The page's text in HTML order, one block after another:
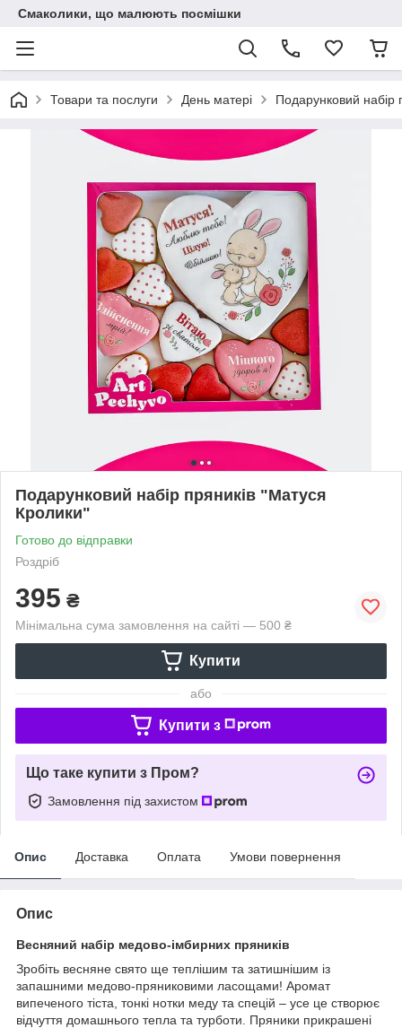
Смаколики, що малюють посмішки
Товари та послуги День матері Подарунковий набір
Подарунковий набір пряників "Матуся
Кролики"
Готово до відправки
Роздріб
395 ₴
Мінімальна сума замовлення на сайті — 500 ₴
Купити
або
Купити з
Що таке купити з Пром?
Замовлення під захистом
Опис Доставка Оплата Умови повернення
Опис
Весняний набір медово-імбирних пряників
Зробіть весняне свято ще теплішим та затишнішим із
запашними медово-пряниковими ласощами! Аромат
випеченого тіста, тонкі нотки меду та спецій – усе це створює
відчуття домашнього тепла та турботи. Пряники прикрашені